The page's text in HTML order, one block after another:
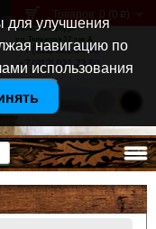
Санкт-Петербург
ул. Тележная 37 лит А
+7 (911) 021-04-08
+7 (812) 921-73-50
Товаров: 0 (0 p )
для улучшения
навигацию по
использования